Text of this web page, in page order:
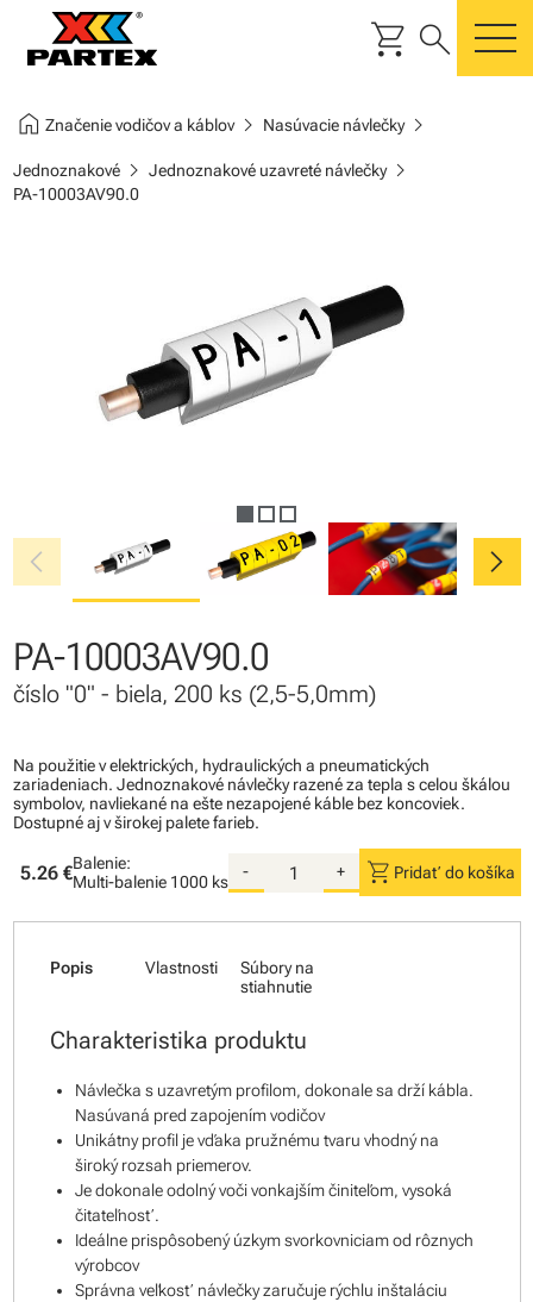
shopping_cart search
home Značenie vodičov a káblovchevron_right Nasúvacie návlečkychevron_right
Jednoznakovéchevron_right Jednoznakové uzavreté návlečkychevron_right
PA-10003AV90.0
chevron_left chevron_right
PA-10003AV90.0
číslo "0" - biela, 200 ks (2,5-5,0mm)
Na použitie v elektrických, hydraulických a pneumatických
zariadeniach. Jednoznakové návlečky razené za tepla s celou škálou
symbolov, navliekané na ešte nezapojené káble bez koncoviek.
Dostupné aj v širokej palete farieb.
5.26 €Balenie:
Multi-balenie 1000 ks
- + shopping_cart Pridať do košíka
Popis Vlastnosti
Súbory na
stiahnutie
Charakteristika produktu
Návlečka s uzavretým profilom, dokonale sa drží kábla.
Nasúvaná pred zapojením vodičov
Unikátny profil je vďaka pružnému tvaru vhodný na
široký rozsah priemerov.
Je dokonale odolný voči vonkajším činiteľom, vysoká
čitateľnosť.
Ideálne prispôsobený úzkym svorkovniciam od rôznych
výrobcov
Správna veľkosť návlečky zaručuje rýchlu inštaláciu